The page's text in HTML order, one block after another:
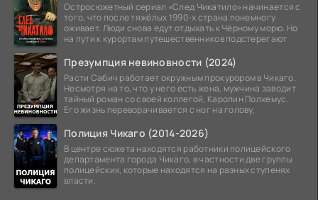
Остросюжетный сериал «След Чикатило» начинается с
того, что после тяжёлых 1990-х страна понемногу
оживает. Люди снова едут отдыхать к Чёрному морю. Но
на пути к курортам путешественников подстерегают
Презумпция невиновности (2024)
Расти Сабич работает окружным прокурором в Чикаго.
Несмотря на то, что у него есть жена, мужчина заводит
тайный роман со своей коллегой, Каролин Полхемус.
Его жизнь переворачивается с ног на голову,
Полиция Чикаго (2014-2026)
В центре сюжета находятся работники полицейского
департамента города Чикаго, в частности две группы
полицейских, которые находятся на разных ступенях
власти.